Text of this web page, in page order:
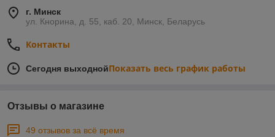
г. Минск
ул. Кнорина, д. 55, каб. 20, Минск, Беларусь
Контакты
Сегодня выходнойПоказать весь график работы
Отзывы о магазине
49 отзывов за всё время